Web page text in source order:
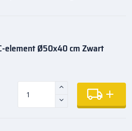
element Ø50x40 cm Zwart